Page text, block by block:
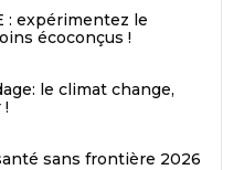
: expérimentez le
écoconçus !
le climat change,
sans frontière 2026